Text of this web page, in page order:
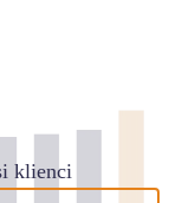
klienci